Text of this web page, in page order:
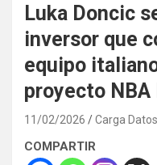
Luka Doncic
inversor que
equipo
proyecto NBA
11/02/2026 Carga Datos
COMPARTIR